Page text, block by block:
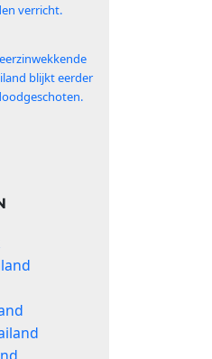
verricht.
blijkt eerder